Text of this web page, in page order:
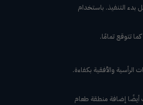
التنفيذ. باستخدام
تتوقع تمامًا.
والأفقية بكفاءة.
أيضًا إضافة منطقة طعام